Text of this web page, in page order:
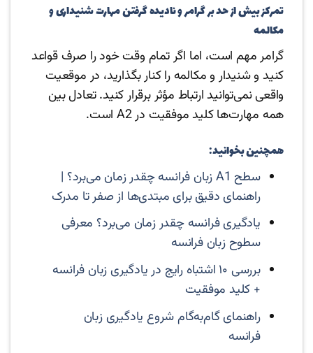
تمرکز بیش از حد بر گرامر و نادیده گرفتن مهارت شنیداری و
مکالمه
گرامر مهم است، اما اگر تمام وقت خود را صرف قواعد
کنید و شنیدار و مکالمه را کنار بگذارید، در موقعیت
واقعی نمی‌توانید ارتباط مؤثر برقرار کنید. تعادل بین
همه مهارت‌ها کلید موفقیت در A2 است.
همچنین بخوانید:
سطح A1 زبان فرانسه چقدر زمان می‌برد؟ |
راهنمای دقیق برای مبتدی‌ها از صفر تا مدرک
یادگیری فرانسه چقدر زمان می‌برد؟ معرفی
سطوح زبان فرانسه
بررسی ۱۰ اشتباه رایج در یادگیری زبان فرانسه
+ کلید موفقیت
راهنمای گام‌به‌گام شروع یادگیری زبان
فرانسه